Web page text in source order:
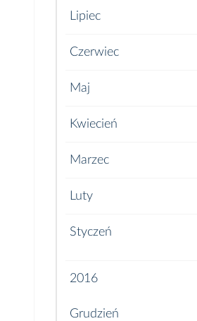
Lipiec
Czerwiec
Maj
Kwiecień
Marzec
Luty
Styczeń
2016
Grudzień